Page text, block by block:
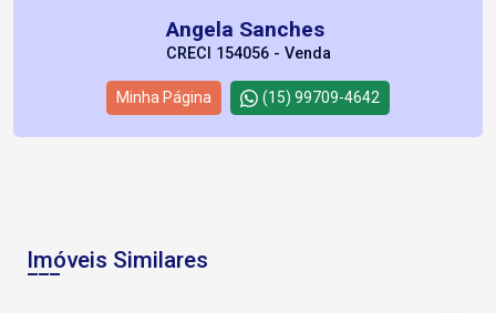
Angela Sanches
CRECI 154056 - Venda
Minha Página (15) 99709-4642
Imóveis Similares